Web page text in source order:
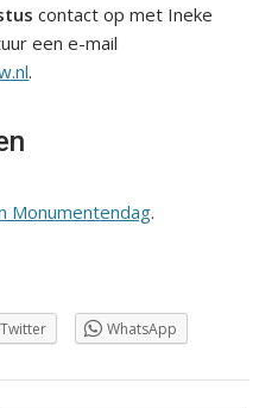
contact op met Ineke
een e-mail
.
Monumentendag.
Twitter WhatsApp